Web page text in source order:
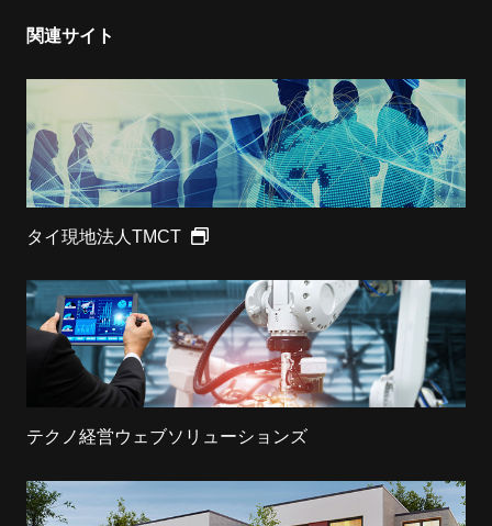
関連サイト
タイ現地法人TMCT
テクノ経営ウェブソリューションズ